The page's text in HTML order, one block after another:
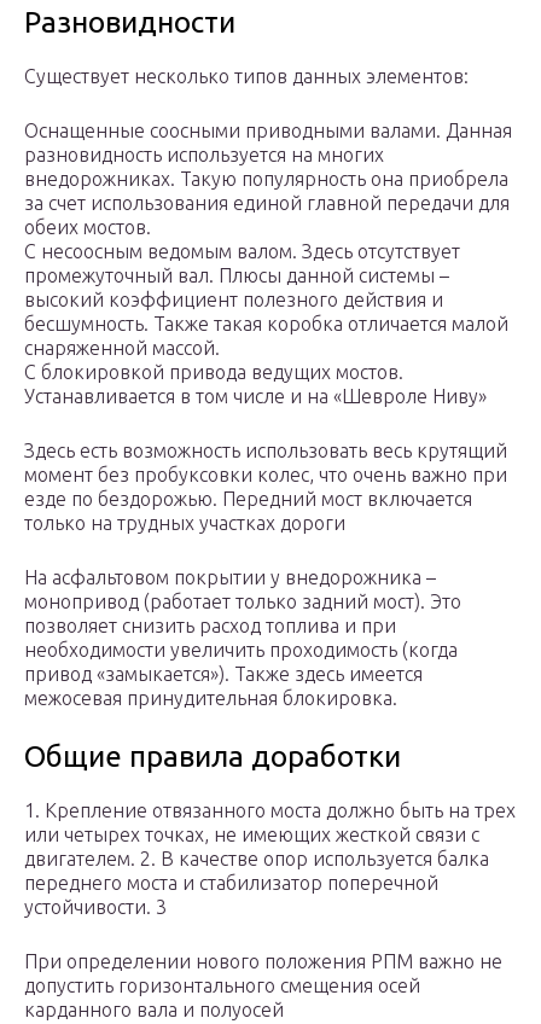
Разновидности
Существует несколько типов данных элементов:
Оснащенные соосными приводными валами. Данная
разновидность используется на многих
внедорожниках. Такую популярность она приобрела
за счет использования единой главной передачи для
обеих мостов.
С несоосным ведомым валом. Здесь отсутствует
промежуточный вал. Плюсы данной системы –
высокий коэффициент полезного действия и
бесшумность. Также такая коробка отличается малой
снаряженной массой.
С блокировкой привода ведущих мостов.
Устанавливается в том числе и на «Шевроле Ниву»
Здесь есть возможность использовать весь крутящий
момент без пробуксовки колес, что очень важно при
езде по бездорожью. Передний мост включается
только на трудных участках дороги
На асфальтовом покрытии у внедорожника –
монопривод (работает только задний мост). Это
позволяет снизить расход топлива и при
необходимости увеличить проходимость (когда
привод «замыкается»). Также здесь имеется
межосевая принудительная блокировка.
Общие правила доработки
1. Крепление отвязанного моста должно быть на трех
или четырех точках, не имеющих жесткой связи с
двигателем. 2. В качестве опор используется балка
переднего моста и стабилизатор поперечной
устойчивости. 3
При определении нового положения РПМ важно не
допустить горизонтального смещения осей
карданного вала и полуосей